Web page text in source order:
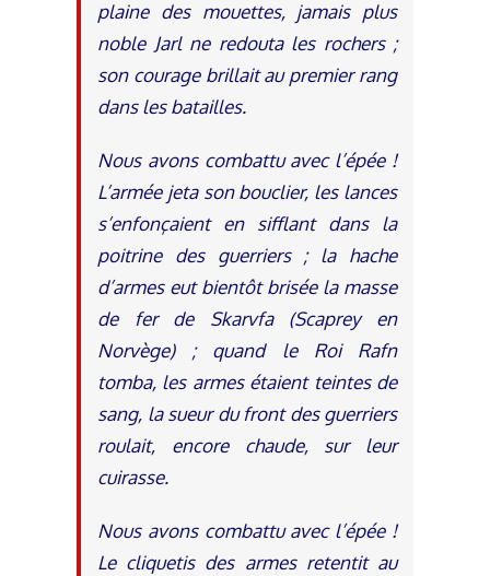
plaine des mouettes, jamais plus
noble Jarl ne redouta les rochers ;
son courage brillait au premier rang
dans les batailles.
Nous avons combattu avec l’épée !
L’armée jeta son bouclier, les lances
s’enfonçaient en sifflant dans la
poitrine des guerriers ; la hache
d’armes eut bientôt brisée la masse
de fer de Skarvfa (Scaprey en
Norvège) ; quand le Roi Rafn
tomba, les armes étaient teintes de
sang, la sueur du front des guerriers
roulait, encore chaude, sur leur
cuirasse.
Nous avons combattu avec l’épée !
Le cliquetis des armes retentit au